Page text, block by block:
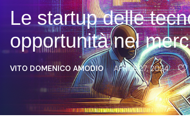
Le startup delle
opportunità nel
VITO DOMENICO AMODIO APRILE 27, 2024